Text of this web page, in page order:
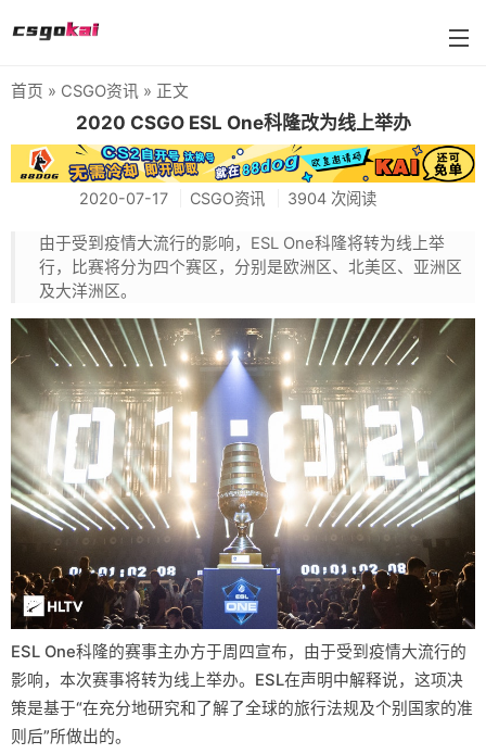
farmskins
88dog
flamecases
88hash-jp
首页 » CSGO资讯 » 正文
2020 CSGO ESL One科隆改为线上举办
2020-07-17 CSGO资讯 3904 次阅读
由于受到疫情大流行的影响，ESL One科隆将转为线上举
行，比赛将分为四个赛区，分别是欧洲区、北美区、亚洲区
及大洋洲区。
ESL One科隆的赛事主办方于周四宣布，由于受到疫情大流行的
影响，本次赛事将转为线上举办。ESL在声明中解释说，这项决
策是基于“在充分地研究和了解了全球的旅行法规及个别国家的准
则后”所做出的。